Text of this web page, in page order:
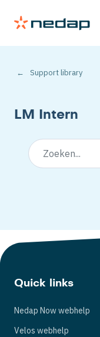
Support library
LM Intern
Quick links
Nedap Now webhelp
Velos webhelp